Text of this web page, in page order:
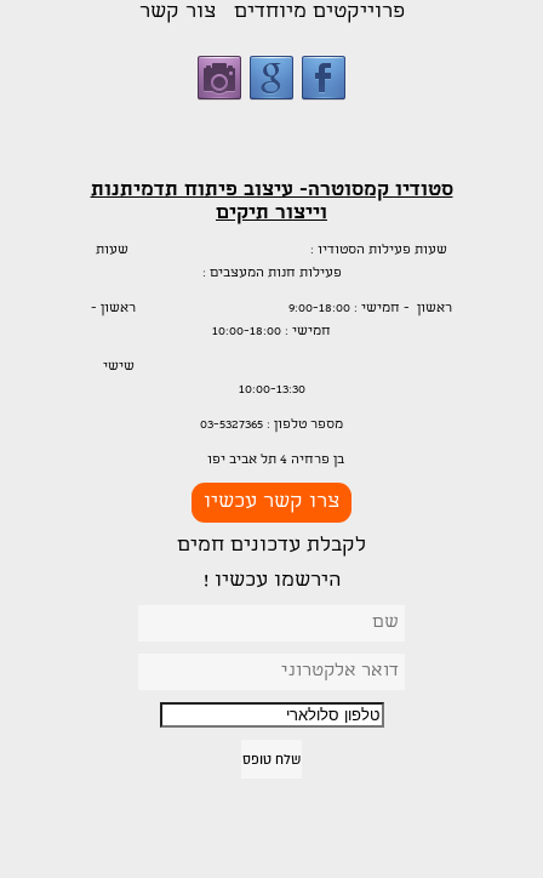
פרוייקטים מיוחדים צור קשר
סטודיו קמסוטרה- עיצוב פיתוח תדמיתנות
וייצור תיקים
שעות פעילות הסטודיו : שעות
פעילות חנות המעצבים :
ראשון - חמישי : 9:00-18:00 ראשון -
חמישי : 10:00-18:00
שישי
10:00-13:30
מספר טלפון : 03-5327365
בן פרחיה 4 תל אביב יפו
צרו קשר עכשיו
לקבלת עדכונים חמים
הירשמו עכשיו !